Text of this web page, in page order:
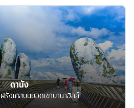
ดานัง
งเศสบนยอดเขาบานาฮิลล์